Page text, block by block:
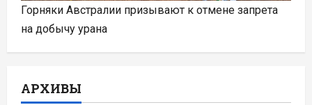
Горняки Австралии призывают к отмене запрета
на добычу урана
АРХИВЫ